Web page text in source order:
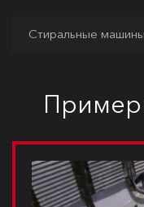
Стиральные машины